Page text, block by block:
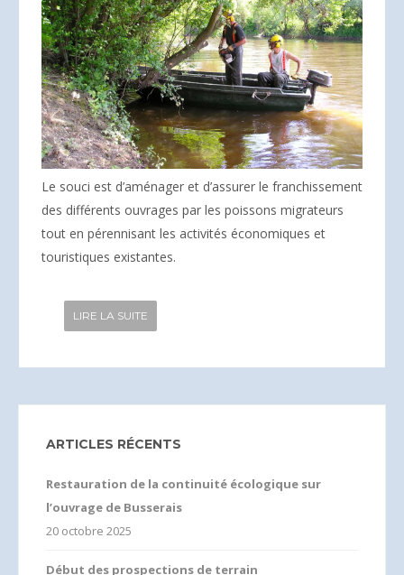
Le souci est d’aménager et d’assurer le franchissement
des différents ouvrages par les poissons migrateurs
tout en pérennisant les activités économiques et
touristiques existantes.
LIRE LA SUITE
ARTICLES RÉCENTS
Restauration de la continuité écologique sur
l’ouvrage de Busserais
20 octobre 2025
Début des prospections de terrain